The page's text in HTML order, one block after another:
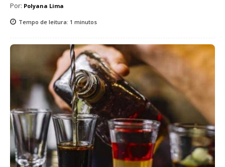
Por: Polyana Lima
Tempo de leitura: 1 minutos